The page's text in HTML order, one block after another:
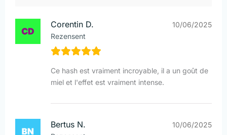
Corentin D.
Rezensent
10/06/2025
Ce hash est vraiment incroyable, il a un goût de
miel et l'effet est vraiment intense.
Bertus N. 10/06/2025